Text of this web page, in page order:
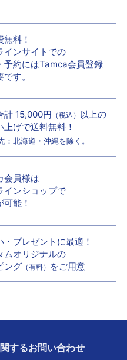
無料！
インサイトでの
予約にはTamca会員登録
す。
計 15,000円 （税込） 以上の
上げで送料無料！
：北海道・沖縄を除く。
会員様は
インショップで
可能！
・プレゼントに最適！
ムオリジナルの
ング （有料） をご用意
関するお問い合わせ